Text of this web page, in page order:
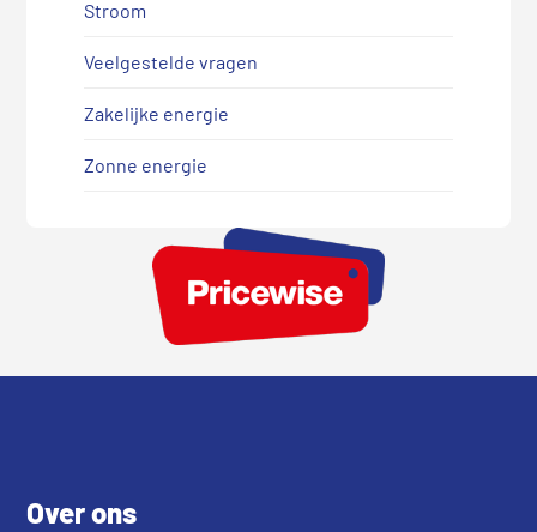
Stroom
Veelgestelde vragen
Zakelijke energie
Zonne energie
Over ons